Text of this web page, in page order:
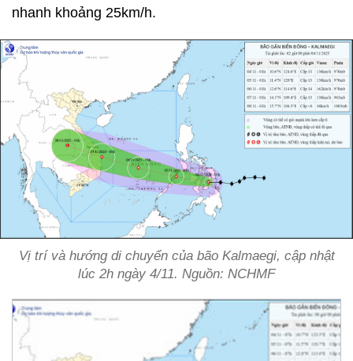
nhanh khoảng 25km/h.
Vị trí và hướng di chuyển của bão Kalmaegi, cập nhật
lúc 2h ngày 4/11. Nguồn: NCHMF